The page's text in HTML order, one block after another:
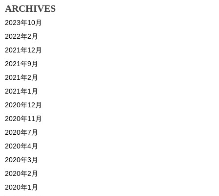
ARCHIVES
2023年10月
2022年2月
2021年12月
2021年9月
2021年2月
2021年1月
2020年12月
2020年11月
2020年7月
2020年4月
2020年3月
2020年2月
2020年1月